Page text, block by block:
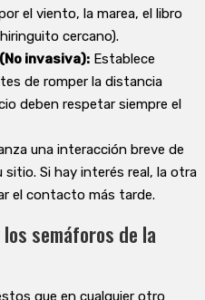
el viento, la marea, el libro
cercano).
invasiva): Establece
de romper la distancia
deben respetar siempre el
una interacción breve de
Si hay interés real, la otra
el contacto más tarde.
semáforos de la
que en cualquier otro